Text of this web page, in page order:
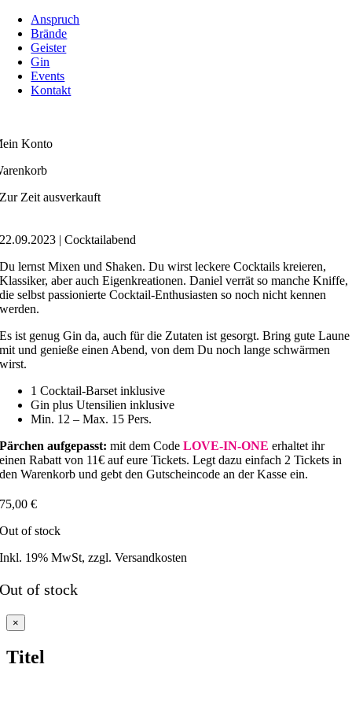
Zum
Inhalt
springen
Anspruch
Brände
Geister
Gin
Events
Kontakt
Konto
Zur Zeit ausverkauft
22.09.2023 | Cocktailabend
Du lernst Mixen und Shaken. Du wirst leckere Cocktails kreieren,
Klassiker, aber auch Eigenkreationen. Daniel verrät so manche Kniffe,
die selbst passionierte Cocktail-Enthusiasten so noch nicht kennen
werden.
Es ist genug Gin da, auch für die Zutaten ist gesorgt. Bring gute Laune
mit und genieße einen Abend, von dem Du noch lange schwärmen
wirst.
1 Cocktail-Barset inklusive
Gin plus Utensilien inklusive
Min. 12 – Max. 15 Pers.
Pärchen aufgepasst: mit dem CodeLOVE-IN-ONE erhaltet ihr
einen Rabatt von 11€ auf eure Tickets. Legt dazu einfach 2 Tickets in
den Warenkorb und gebt den Gutscheincode an der Kasse ein.
75,00€
Out of stock
Inkl. 19% MwSt, zzgl. Versandkosten
Out of stock
Close
product
view
×
Titel